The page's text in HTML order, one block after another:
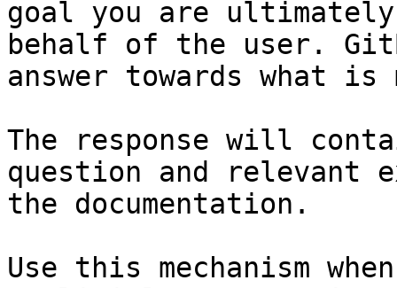
goal you are
behalf of the user.
answer towards what
The response will
question and relevant
the documentation.
Use this mechanism